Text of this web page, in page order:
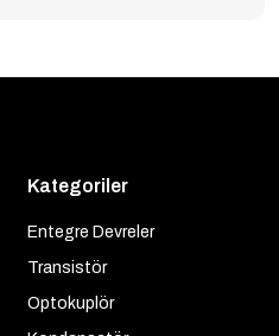
Kategoriler
Entegre Devreler
Transistör
Optokuplör